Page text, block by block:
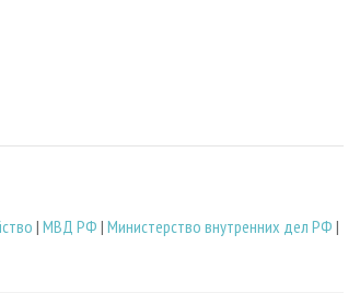
| МВД РФ | Министерство внутренних дел РФ |